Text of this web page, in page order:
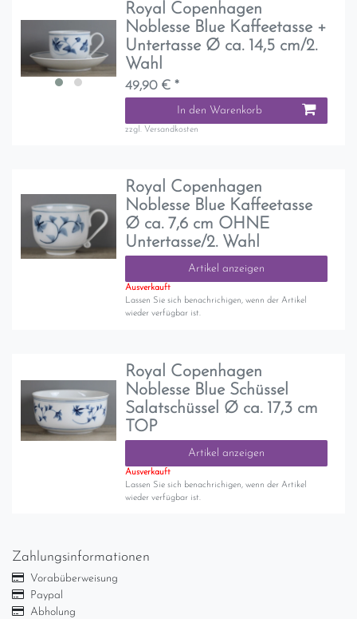
Royal Copenhagen
Noblesse Blue Kaffeetasse +
Untertasse Ø ca. 14,5 cm/2.
Wahl
49,90 € *
In den Warenkorb
zzgl. Versandkosten
Royal Copenhagen
Noblesse Blue Kaffeetasse
Ø ca. 7,6 cm OHNE
Untertasse/2. Wahl
Artikel anzeigen
Ausverkauft
Lassen Sie sich benachrichigen, wenn der Artikel
wieder verfügbar ist.
Royal Copenhagen
Noblesse Blue Schüssel
Salatschüssel Ø ca. 17,3 cm
TOP
Artikel anzeigen
Ausverkauft
Lassen Sie sich benachrichigen, wenn der Artikel
wieder verfügbar ist.
Zahlungsinformationen
Vorabüberweisung
Paypal
Abholung